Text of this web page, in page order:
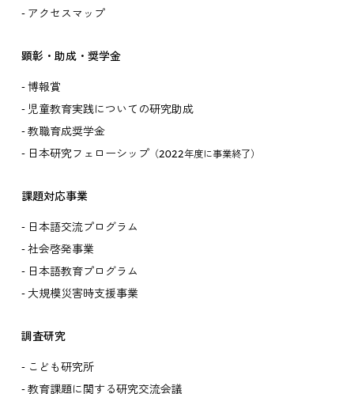
アクセスマップ
顕彰・助成・奨学金
博報賞
児童教育実践についての研究助成
教職育成奨学金
日本研究フェローシップ（2022年度に事業終了）
課題対応事業
日本語交流プログラム
社会啓発事業
日本語教育プログラム
大規模災害時支援事業
調査研究
こども研究所
教育課題に関する研究交流会議